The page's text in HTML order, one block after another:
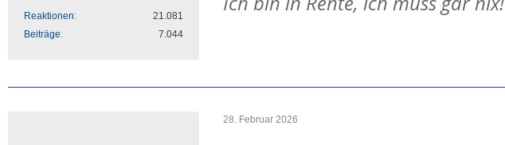
Reaktionen
21.081
Beiträge
7.044
28. Februar 2026